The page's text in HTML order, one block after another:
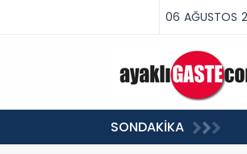
06 AĞUSTOS
SONDAKİKA